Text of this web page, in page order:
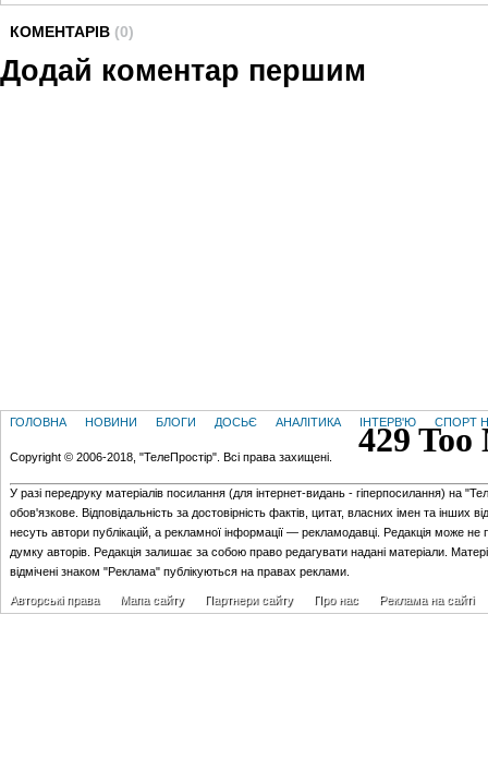
КОМЕНТАРІВ (0)
Додай коментар першим
ГОЛОВНА НОВИНИ БЛОГИ ДОСЬЄ АНАЛІТИКА ІНТЕРВ'Ю СПОРТ
Copyright © 2006-2018, "ТелеПростір". Всі права захищені.
У разі передруку матеріалів посилання (для iнтернет-видань - гiперпосилання) на
обов'язкове. Відповідальність за достовірність фактів, цитат, власних імен та інших
несуть автори публікацій, а рекламної інформації — рекламодавці. Редакція може не
думку авторів. Редакція залишає за собою право редагувати надані матеріали.
відмічені знаком "Реклама" публікуються на правах реклами.
Авторські права Мапа сайту Партнери сайту Про нас Реклама на сайті